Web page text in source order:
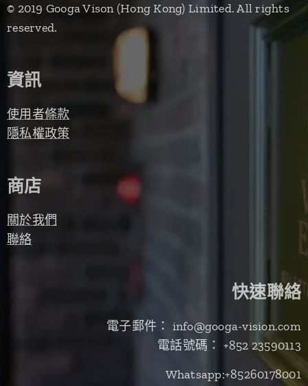
© 2019 Googa Vison (Hong Kong) Limited. All rights
reserved.
資訊
使用者條款
隱私權政策
商店
關於我們
聯絡
快速聯絡
電子郵件： info@googa-vision.com
電話號碼： +852 23590113
Whatsapp:+85260178001